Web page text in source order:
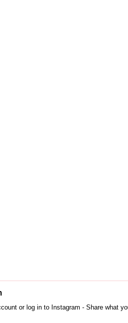
or log in to Instagram - Share what